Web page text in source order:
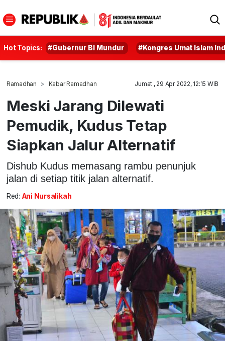
Hot Topics: #Gubernur BI Mundur #Kongres Umat Islam
Ramadhan Kabar Ramadhan Jumat , 29 Apr 2022, 12:15 WIB
Meski Jarang Dilewati
Pemudik, Kudus Tetap
Siapkan Jalur Alternatif
Dishub Kudus memasang rambu penunjuk
jalan di setiap titik jalan alternatif.
Red: Ani Nursalikah